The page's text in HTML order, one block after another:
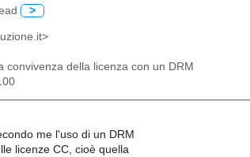
>
convivenza della licenza con un DRM
me l'uso di un DRM
licenze CC, cioè quella